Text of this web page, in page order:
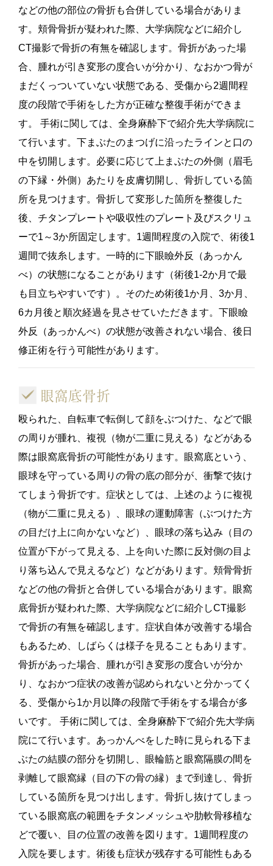
などの他の部位の骨折も合併している場合がありま
す。頬骨骨折が疑われた際、大学病院などに紹介し
CT撮影で骨折の有無を確認します。骨折があった場
合、腫れが引き変形の度合いが分かり、なおかつ骨が
まだくっついていない状態である、受傷から2週間程
度の段階で手術をした方が正確な整復手術ができま
す。 手術に関しては、全身麻酔下で紹介先大学病院に
て行います。下まぶたのまつげに沿ったラインと口の
中を切開します。必要に応じて上まぶたの外側（眉毛
の下縁・外側）あたりを皮膚切開し、骨折している箇
所を見つけます。骨折して変形した箇所を整復した
後、チタンプレートや吸収性のプレート及びスクリュ
ーで1～3か所固定します。1週間程度の入院で、術後1
週間で抜糸します。一時的に下眼瞼外反（あっかん
べ）の状態になることがあります（術後1-2か月で最
も目立ちやすいです）。そのため術後1か月、3か月、
6カ月後と順次経過を見させていただきます。下眼瞼
外反（あっかんべ）の状態が改善されない場合、後日
修正術を行う可能性があります。
眼窩底骨折
殴られた、自転車で転倒して顔をぶつけた、などで眼
の周りが腫れ、複視（物が二重に見える）などがある
際は眼窩底骨折の可能性があります。眼窩底という、
眼球を守っている周りの骨の底の部分が、衝撃で抜け
てしまう骨折です。症状としては、上述のように複視
（物が二重に見える）、眼球の運動障害（ぶつけた方
の目だけ上に向かないなど）、眼球の落ち込み（目の
位置が下がって見える、上を向いた際に反対側の目よ
り落ち込んで見えるなど）などがあります。頬骨骨折
などの他の骨折と合併している場合があります。眼窩
底骨折が疑われた際、大学病院などに紹介しCT撮影
で骨折の有無を確認します。症状自体が改善する場合
もあるため、しばらくは様子を見ることもあります。
骨折があった場合、腫れが引き変形の度合いが分か
り、なおかつ症状の改善が認められないと分かってく
る、受傷から1か月以降の段階で手術をする場合が多
いです。 手術に関しては、全身麻酔下で紹介先大学病
院にて行います。あっかんべをした時に見られる下ま
ぶたの結膜の部分を切開し、眼輪筋と眼窩隔膜の間を
剥離して眼窩縁（目の下の骨の縁）まで到達し、骨折
している箇所を見つけ出します。骨折し抜けてしまっ
ている眼窩底の範囲をチタンメッシュや肋軟骨移植な
どで覆い、目の位置の改善を図ります。1週間程度の
入院を要します。術後も症状が残存する可能性もある